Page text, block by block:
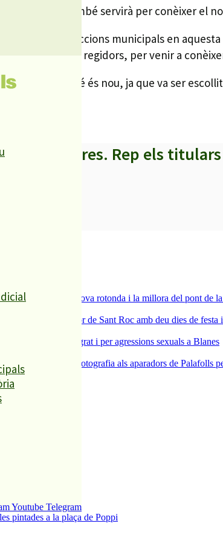
Youtube Telegram
de demà també servirà per conèixer el
es van fer eleccions municipals en
d’alguns nous regidors, per venir a
d’Ax també és nou, ja que va ser
et perdis res. Rep els
el projecte de la nova rotonda i la millora del pont de
demà la Festa Major de Sant Roc amb deu dies de festa
violents a Malgrat i per agressions sexuals a Blanes
per portar la fotografia als aparadors de Palafolls
pintades a la plaça de Poppi